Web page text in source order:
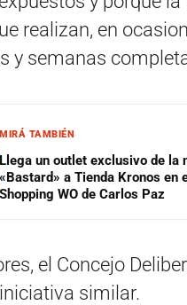
realizan, en
y semanas
MIRÁ TAMBIÉN
Llega un outlet exclusivo de la
«Bastard» a Tienda Kronos en
Shopping WO de Carlos Paz
el Concejo
similar.